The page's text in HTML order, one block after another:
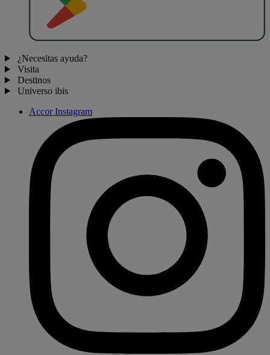
¿Necesitas ayuda?
Visita
Destinos
Universo ibis
Accor Instagram